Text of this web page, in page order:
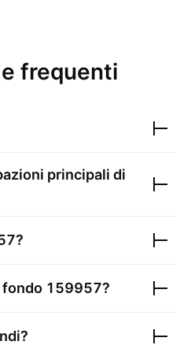
frequenti
principali di
?
fondo 159957?